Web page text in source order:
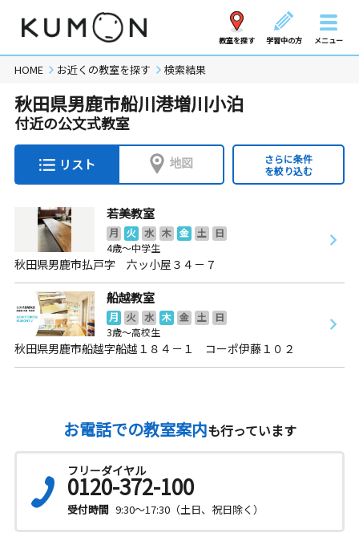
教室を探す 学習中の方 メニュー
HOME お近くの教室を探す 検索結果
秋田県男鹿市船川港増川小泊
付近の公文式教室
リスト 地図
さらに条件
を絞り込む
若美教室
月 火 水 木 金 土
日
4歳～中学生
秋田県男鹿市払戸字 六ッ小屋３４－７
船越教室
月 火 水 木 金 土
日
3歳～高校生
秋田県男鹿市船越字船越１８４－１ コーポ伊藤１０２
お電話での教室案内も行っています
フリーダイヤル
0120-372-100
受付時間 9:30～17:30（土日、祝日除く）